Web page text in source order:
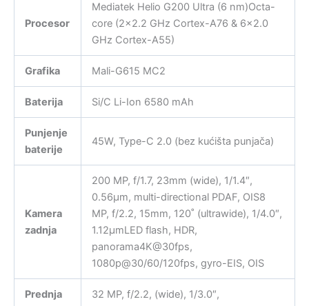
Procesor
Mediatek Helio G200 Ultra (6 nm)Octa-
core (2×2.2 GHz Cortex-A76 & 6×2.0
GHz Cortex-A55)
Grafika Mali-G615 MC2
Baterija Si/C Li-Ion 6580 mAh
Punjenje
baterije
45W, Type-C 2.0 (bez kućišta punjača)
Kamera
zadnja
200 MP, f/1.7, 23mm (wide), 1/1.4″,
0.56µm, multi-directional PDAF, OIS8
MP, f/2.2, 15mm, 120˚ (ultrawide), 1/4.0″,
1.12µmLED flash, HDR,
panorama4K@30fps,
1080p@30/60/120fps, gyro-EIS, OIS
Prednja
32 MP, f/2.2, (wide), 1/3.0″,